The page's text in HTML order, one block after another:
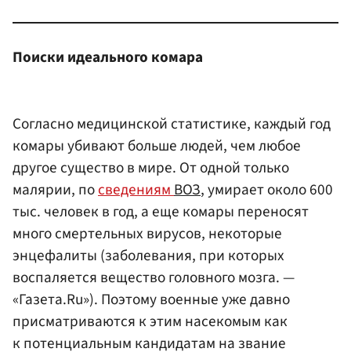
Поиски идеального комара
Согласно медицинской статистике, каждый год
комары убивают больше людей, чем любое
другое существо в мире. От одной только
малярии, посведениямВОЗ, умирает около 600
тыс. человек в год, а еще комары переносят
много смертельных вирусов, некоторые
энцефалиты (заболевания, при которых
воспаляется вещество головного мозга. —
«Газета.Ru»). Поэтому военные уже давно
присматриваются к этим насекомым как
к потенциальным кандидатам на звание